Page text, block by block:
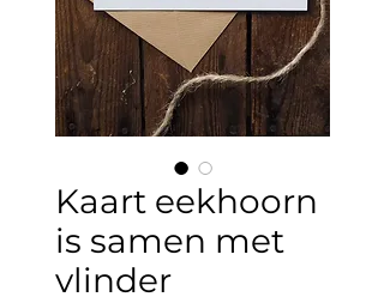
Kaart eekhoorn
is samen met
vlinder